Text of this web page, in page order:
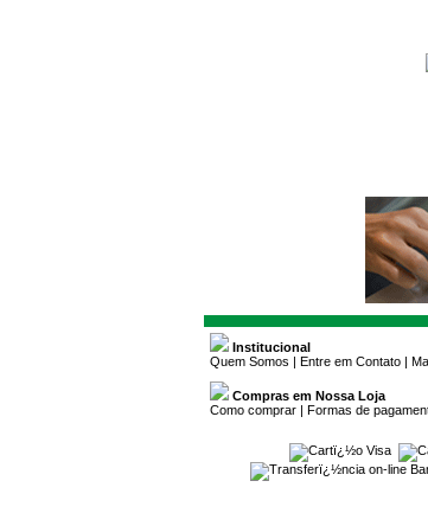
Institucional
Quem Somos
Entre em Contato
Compras em Nossa Loja
Como comprar | Formas de